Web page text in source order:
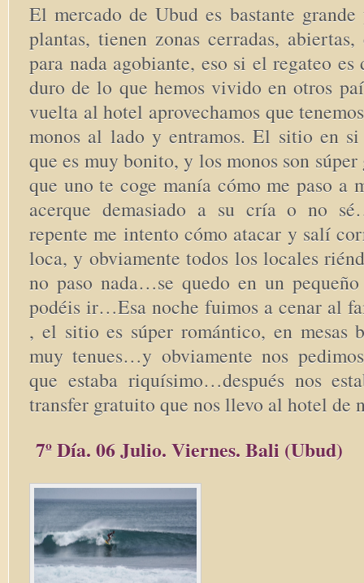
El mercado de Ubud es bastante
plantas, tienen zonas cerradas,
para nada agobiante, eso si el regateo es
duro de lo que hemos vivido en otros
vuelta al hotel aprovechamos que
monos al lado y entramos. El sitio en
que es muy bonito, y los monos son
que uno te coge manía cómo me paso a
acerque demasiado a su cría o no
repente me intento cómo atacar y salí
loca, y obviamente todos los locales
no paso nada…se quedo en un pequeño
podéis ir…Esa noche fuimos a cenar al
, el sitio es súper romántico, en mesas
muy tenues…y obviamente nos
que estaba riquísimo…después nos
transfer gratuito que nos llevo al hotel de
7º Día. 06 Julio. Viernes. Bali (Ubud)